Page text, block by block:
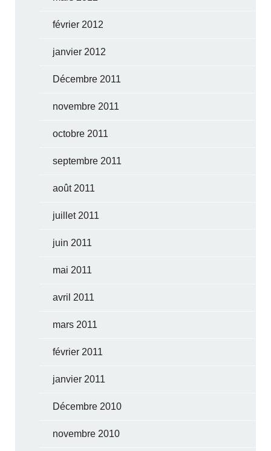
février 2012
janvier 2012
Décembre 2011
novembre 2011
octobre 2011
septembre 2011
août 2011
juillet 2011
juin 2011
mai 2011
avril 2011
mars 2011
février 2011
janvier 2011
Décembre 2010
novembre 2010